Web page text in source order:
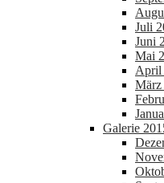
Juli
Juni
Mai
April
März
Galerie